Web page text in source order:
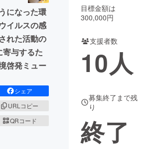
り・地域活性化
Social Good
CAMPFIRE Creation
るさと納税machi-ya コミュニティ
になった環
イルスの感
れた活動の
与するた
啓発ミュー
シェア
URLコピー
QRコード
目標金額は
300,000円
支援者数
10人
募集終了まで残
り
終了